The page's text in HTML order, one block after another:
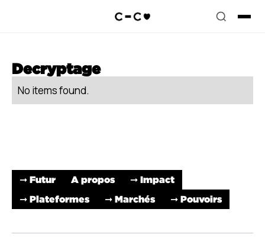
Decryptage
No items found.
➞ Futur A propos
➞ Impact
➞ Plateformes
➞ Marchés ➞ Pouvoirs